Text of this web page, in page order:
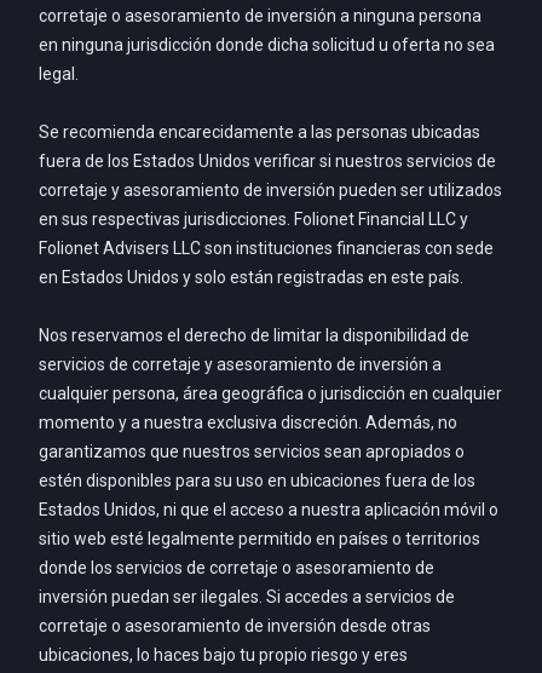
corretaje o asesoramiento de inversión a ninguna persona
en ninguna jurisdicción donde dicha solicitud u oferta no sea
legal.
Se recomienda encarecidamente a las personas ubicadas
fuera de los Estados Unidos verificar si nuestros servicios de
corretaje y asesoramiento de inversión pueden ser utilizados
en sus respectivas jurisdicciones. Folionet Financial LLC y
Folionet Advisers LLC son instituciones financieras con sede
en Estados Unidos y solo están registradas en este país.
Nos reservamos el derecho de limitar la disponibilidad de
servicios de corretaje y asesoramiento de inversión a
cualquier persona, área geográfica o jurisdicción en cualquier
momento y a nuestra exclusiva discreción. Además, no
garantizamos que nuestros servicios sean apropiados o
estén disponibles para su uso en ubicaciones fuera de los
Estados Unidos, ni que el acceso a nuestra aplicación móvil o
sitio web esté legalmente permitido en países o territorios
donde los servicios de corretaje o asesoramiento de
inversión puedan ser ilegales. Si accedes a servicios de
corretaje o asesoramiento de inversión desde otras
ubicaciones, lo haces bajo tu propio riesgo y eres